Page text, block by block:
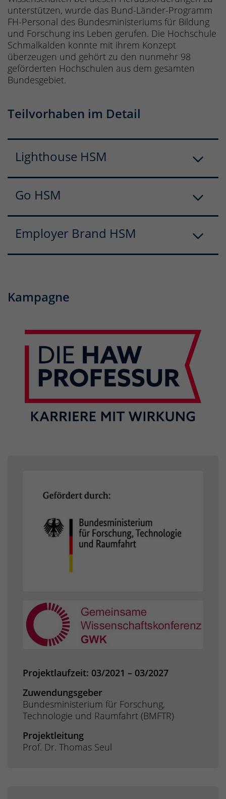
unterstützen, wurde das Bund-Länder-Programm
FH-Personal des Bundesministeriums für Bildung
und Forschung ins Leben gerufen. Die Hochschule
Schmalkalden konnte mit ihrem Konzept
überzeugen und gehört zu den nunmehr 98
geförderten Hochschulen aus dem gesamten
Bundesgebiet.
Teilvorhaben im Detail
Lighthouse HSM
Go HSM
Employer Brand HSM
Kampagne
Projektlaufzeit: 03/2021 – 03/2027
Zuwendungsgeber
Bundesministerium für Forschung,
Technologie und Raumfahrt (BMFTR)
Projektleitung
Prof. Dr. Thomas Seul